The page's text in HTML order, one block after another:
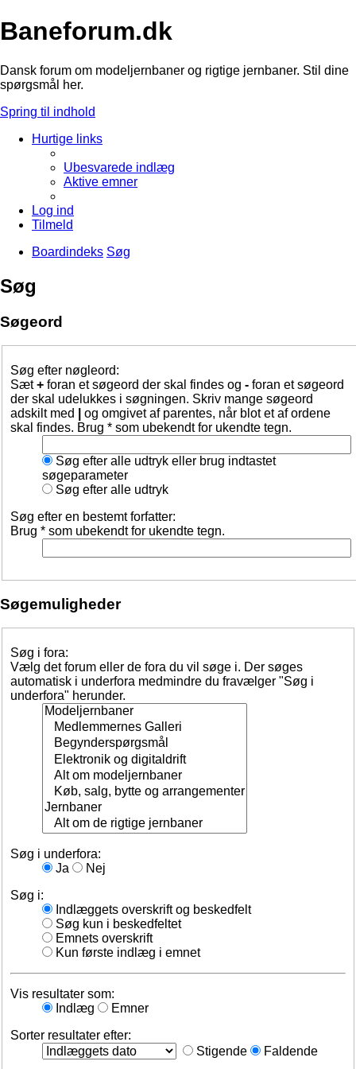
Baneforum.dk
Dansk forum om modeljernbaner og rigtige jernbaner. Stil dine
spørgsmål her.
Spring til indhold
Hurtige links
Ubesvarede indlæg
Aktive emner
Log ind
Tilmeld
Boardindeks Søg
Søg
Søgeord
Søg efter nøgleord:
Sæt+ foran et søgeord der skal findes og - foran et søgeord
der skal udelukkes i søgningen. Skriv mange søgeord
adskilt med
og omgivet af parentes, når blot et af ordene
skal findes. Brug * som ubekendt for ukendte tegn.
Søg efter alle udtryk eller brug indtastet
søgeparameter
Søg efter alle udtryk
Søg efter en bestemt forfatter:
Brug * som ubekendt for ukendte tegn.
Søgemuligheder
Søg i fora:
Vælg det forum eller de fora du vil søge i. Der søges
automatisk i underfora medmindre du fravælger "Søg i
underfora" herunder.
Søg i underfora:
Ja
Nej
Søg i:
Indlæggets overskrift og beskedfelt
Søg kun i beskedfeltet
Emnets overskrift
Kun første indlæg i emnet
Vis resultater som:
Indlæg
Emner
Sorter resultater efter:
Stigende
Faldende